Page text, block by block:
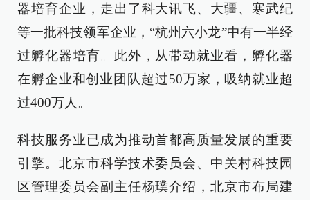
器培育企业，走出了科大讯飞、大疆、寒武纪
等一批科技领军企业，“杭州六小龙”中有一半经
过孵化器培育。此外，从带动就业看，孵化器
在孵企业和创业团队超过50万家，吸纳就业超
过400万人。
科技服务业已成为推动首都高质量发展的重要
引擎。北京市科学技术委员会、中关村科技园
区管理委员会副主任杨璞介绍，北京市布局建